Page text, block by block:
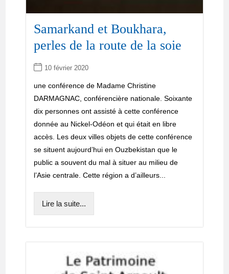
Samarkand et Boukhara,
perles de la route de la soie
10 février 2020
une conférence de Madame Christine
DARMAGNAC, conférencière nationale. Soixante
dix personnes ont assisté à cette conférence
donnée au Nickel-Odéon et qui était en libre
accès. Les deux villes objets de cette conférence
se situent aujourd’hui en Ouzbekistan que le
public a souvent du mal à situer au milieu de
l’Asie centrale. Cette région a d’ailleurs...
Lire la suite...